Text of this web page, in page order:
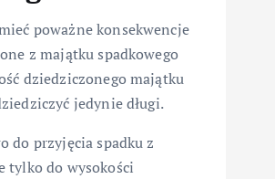
poważne konsekwencje
z majątku spadkowego
dziedziczonego majątku
jedynie długi.
do przyjęcia spadku z
tylko do wysokości